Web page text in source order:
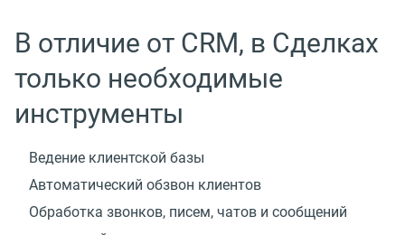
В отличие от CRM, в Сделках
только необходимые
инструменты
Ведение клиентской базы
Автоматический обзвон клиентов
Обработка звонков, писем, чатов и сообщений